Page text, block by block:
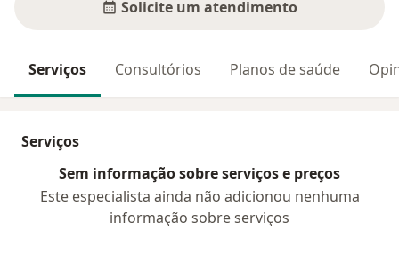
Solicite um atendimento
Serviços Consultórios Planos de saúde
Serviços
Sem informação sobre serviços e preços
Este especialista ainda não adicionou nenhuma
informação sobre serviços